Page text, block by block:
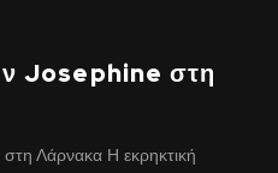
Josephine στη
Λάρνακα Η εκρηκτική